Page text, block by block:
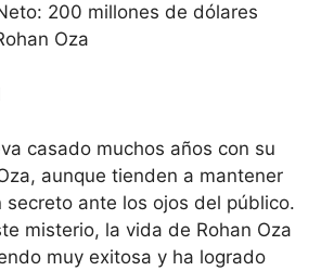
200 millones de dólares
Oza
casado muchos años con su
aunque tienden a mantener
secreto ante los ojos del público.
misterio, la vida de Rohan Oza
muy exitosa y ha logrado